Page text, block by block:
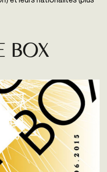
Box